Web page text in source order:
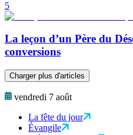
5
La leçon d’un Père du
conversions
Charger plus d'articles
vendredi 7 août
La fête du jour
Évangile